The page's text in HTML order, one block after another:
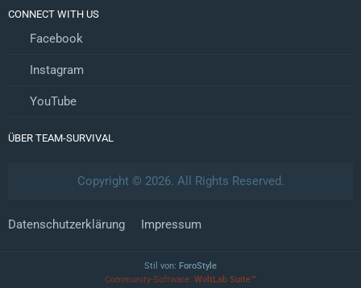
CONNECT WITH US
Facebook
Instagram
YouTube
ÜBER TEAM-SURVIVAL
Copyright © 2026. All Rights Reserved.
Datenschutzerklärung Impressum
Stil von: ForoStyle
Community-Software: WoltLab Suite™